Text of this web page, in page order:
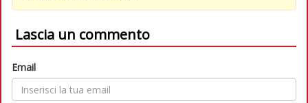
Lascia un commento
Email